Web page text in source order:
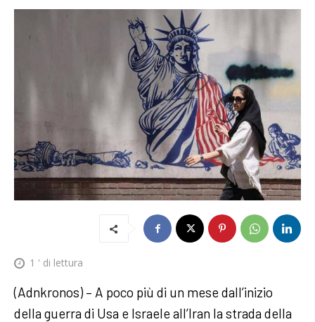
1 ' di lettura
(Adnkronos) – A poco più di un mese dall’inizio
della guerra di Usa e Israele all’Iran la strada della